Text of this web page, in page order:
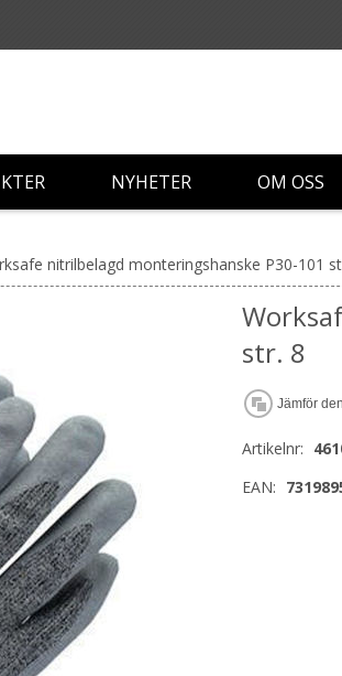
NYHETER OM OSS
nitrilbelagd monteringshanske P30-101
str. 8
Jämför
Artikelnr:
EAN: